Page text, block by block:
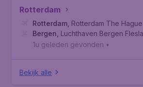
Rotterdam
Rotterdam Rotterdam The
Bergen Luchthaven Bergen
1u geleden gevonden •
Bekijk alle